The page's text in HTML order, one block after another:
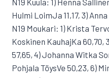
N19 Kuula: 1) Henna
Hulmi LoimJa 11,17, 3)
N19 Moukari: 1) Krista
Koskinen KauhajKa 60,70,
57,65, 4) Johanna Witka
Pohjala TöysVe 50,23, 6)